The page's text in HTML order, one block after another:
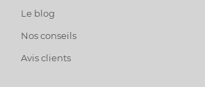
Le blog
Nos conseils
Avis clients